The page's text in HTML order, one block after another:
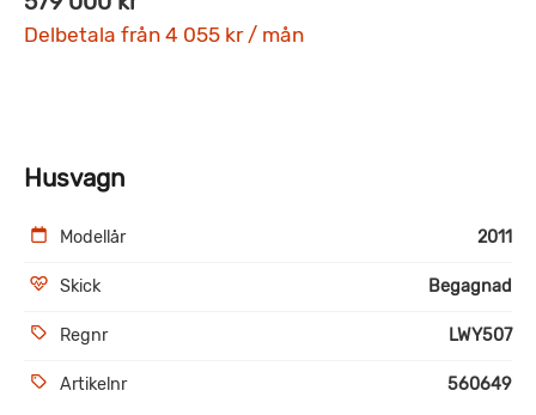
Delbetala från 4 055 kr / mån
Husvagn
Modellår 2011
Skick Begagnad
Regnr LWY507
Artikelnr 560649